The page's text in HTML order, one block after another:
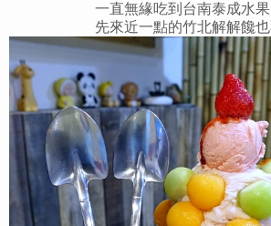
一直無緣吃到台南泰成水果
先來近一點的竹北解解饞也